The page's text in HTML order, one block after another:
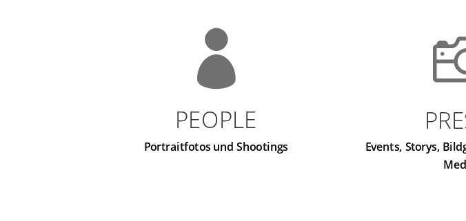

PEOPLE
Portraitfotos und Shootings
Events, Storys,